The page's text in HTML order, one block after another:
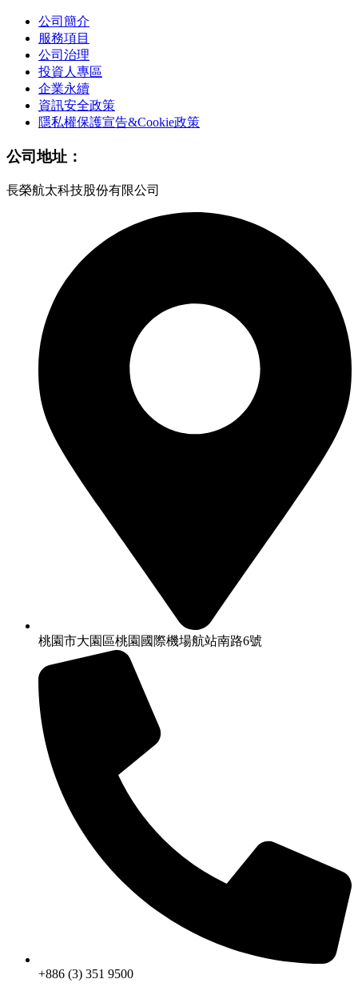
公司簡介
服務項目
公司治理
投資人專區
企業永續
資訊安全政策
隱私權保護宣告&Cookie政策
公司地址：
長榮航太科技股份有限公司
桃園市大園區桃園國際機場航站南路6號
+886 (3) 351 9500